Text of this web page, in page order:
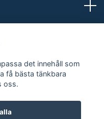
det innehåll som
få bästa tänkbara
oss.